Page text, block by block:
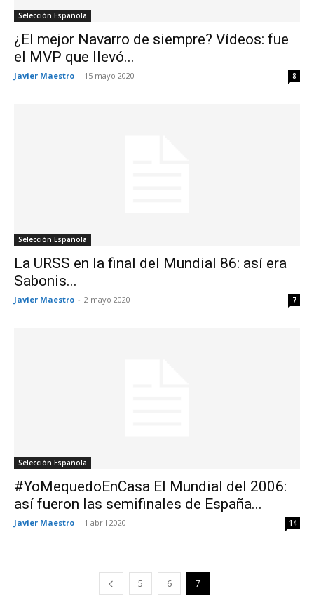
Selección Española
¿El mejor Navarro de siempre? Vídeos: fue
el MVP que llevó...
Javier Maestro - 15 mayo 2020 8
Selección Española
La URSS en la final del Mundial 86: así era
Sabonis...
Javier Maestro - 2 mayo 2020 7
Selección Española
#YoMequedoEnCasa El Mundial del 2006:
así fueron las semifinales de España...
Javier Maestro - 1 abril 2020 14
5 6 7